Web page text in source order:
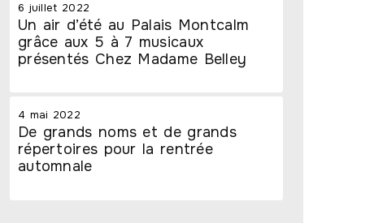
6 juillet 2022
Un air d’été au Palais Montcalm
grâce aux 5 à 7 musicaux
présentés Chez Madame Belley
4 mai 2022
De grands noms et de grands
répertoires pour la rentrée
automnale